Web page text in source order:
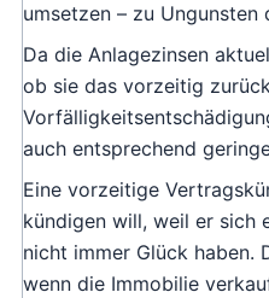
umsetzen – zu Ungunsten
Da die Anlagezinsen
ob sie das vorzeitig
auch entsprechend
Eine vorzeitige
kündigen will, weil er sich
nicht immer Glück haben.
wenn die Immobilie